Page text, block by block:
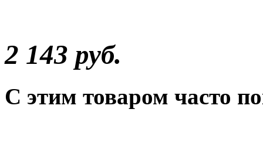
2 143 руб.
С этим товаром часто